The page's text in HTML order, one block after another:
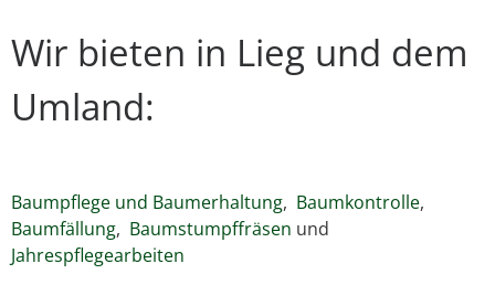
Wir bieten in Lieg und dem
Umland:
Baumpflege und Baumerhaltung, Baumkontrolle,
Baumfällung, Baumstumpffräsen und
Jahrespflegearbeiten